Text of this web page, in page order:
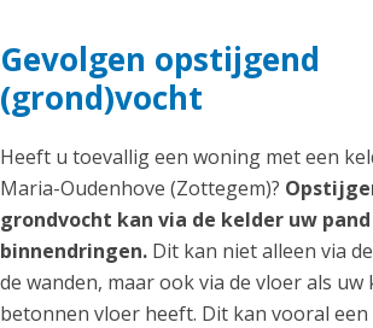
Gevolgen opstijgend
(grond)vocht
Heeft u toevallig een woning met een
Maria-Oudenhove (Zottegem)?
grondvocht kan via de kelder uw pand
binnendringen. Dit kan niet alleen via
de wanden, maar ook via de vloer als uw
betonnen vloer heeft. Dit kan vooral